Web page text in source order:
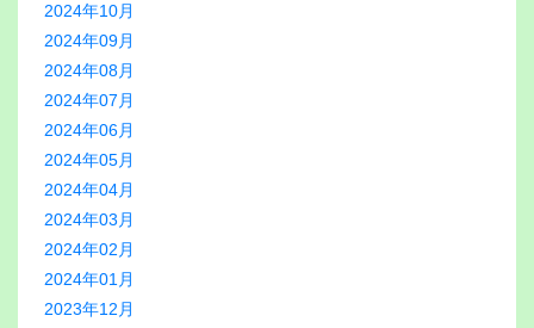
2024年10月
2024年09月
2024年08月
2024年07月
2024年06月
2024年05月
2024年04月
2024年03月
2024年02月
2024年01月
2023年12月